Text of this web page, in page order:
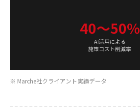
40〜50%
AI活用による
施策コスト削減率
※ Marche社クライアント実績データ